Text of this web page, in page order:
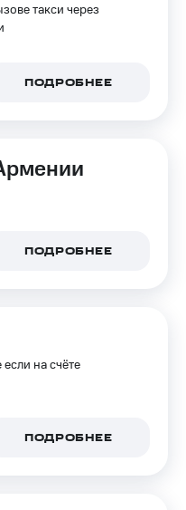
такси через
ПОДРОБНЕЕ
ПОДРОБНЕЕ
на счёте
ПОДРОБНЕЕ